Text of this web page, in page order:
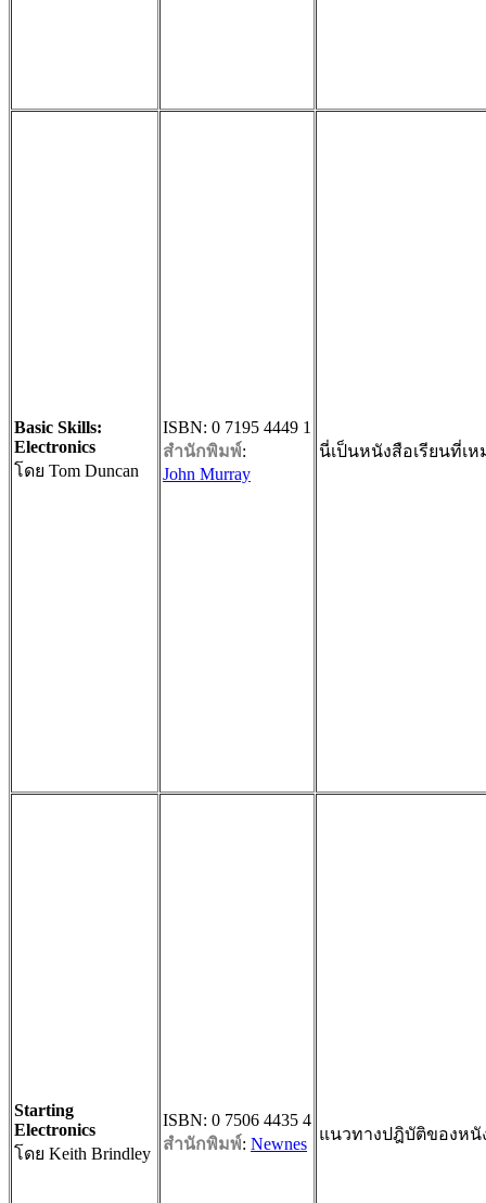
Basic Skills:
Electronics
โดย Tom Duncan
ISBN: 0 7195 4449 1
สำนักพิมพ์:
John Murray
นี่เป็นหนังสือเรียนที่เ
Starting
Electronics
โดย Keith Brindley
ISBN: 0 7506 4435 4
สำนักพิมพ์: Newnes
แนวทางปฎิบัติของหนั